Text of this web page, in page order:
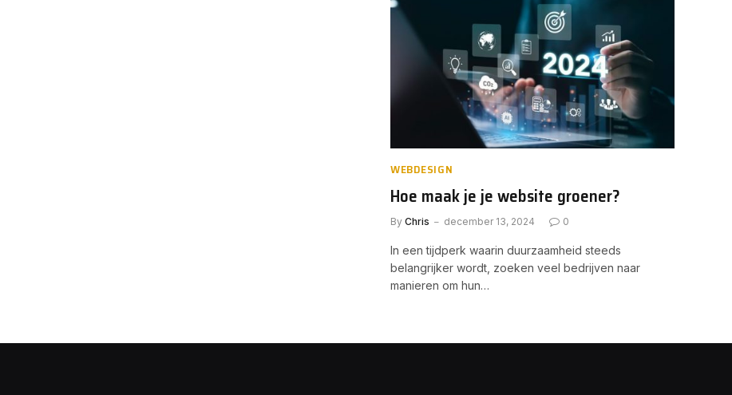
WEBDESIGN
Hoe maak je je website groener?
By Chris december 13, 2024 0
In een tijdperk waarin duurzaamheid steeds
belangrijker wordt, zoeken veel bedrijven naar
manieren om hun…